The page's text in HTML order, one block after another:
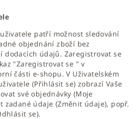
patří možnost sledování
objednání zboží bez
dodacích údajů. Zaregistrovat se
"Zaregistrovat se " v
části e-shopu. V Uživatelském
(Přihlásit se) zobrazí Vaše
své objednávky (Moje
zadané údaje (Změnit údaje), popř.
se).